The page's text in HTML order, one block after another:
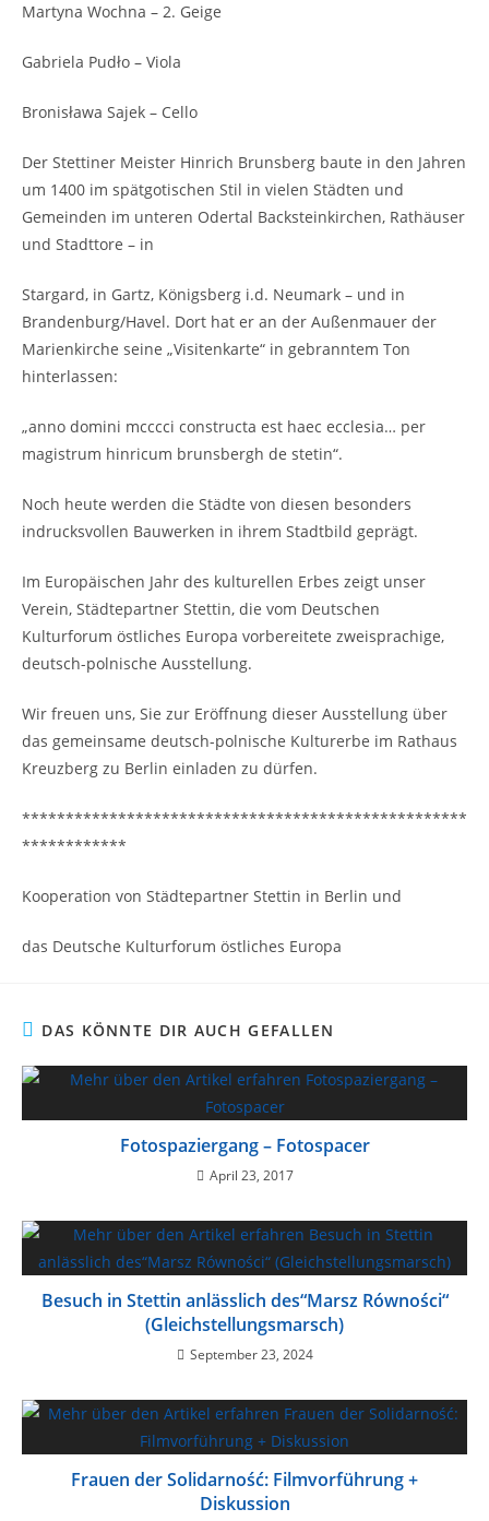
Martyna Wochna – 2. Geige
Gabriela Pudło – Viola
Bronisława Sajek – Cello
Der Stettiner Meister Hinrich Brunsberg baute in den Jahren
um 1400 im spätgotischen Stil in vielen Städten und
Gemeinden im unteren Odertal Backsteinkirchen, Rathäuser
und Stadttore – in
Stargard, in Gartz, Königsberg i.d. Neumark – und in
Brandenburg/Havel. Dort hat er an der Außenmauer der
Marienkirche seine „Visitenkarte“ in gebranntem Ton
hinterlassen:
„anno domini mcccci constructa est haec ecclesia… per
magistrum hinricum brunsbergh de stetin“.
Noch heute werden die Städte von diesen besonders
indrucksvollen Bauwerken in ihrem Stadtbild geprägt.
Im Europäischen Jahr des kulturellen Erbes zeigt unser
Verein, Städtepartner Stettin, die vom Deutschen
Kulturforum östliches Europa vorbereitete zweisprachige,
deutsch-polnische Ausstellung.
Wir freuen uns, Sie zur Eröffnung dieser Ausstellung über
das gemeinsame deutsch-polnische Kulturerbe im Rathaus
Kreuzberg zu Berlin einladen zu dürfen.
***************************************************
************
Kooperation von Städtepartner Stettin in Berlin und
das Deutsche Kulturforum östliches Europa
DAS KÖNNTE DIR AUCH GEFALLEN
Fotospaziergang – Fotospacer
April 23, 2017
Besuch in Stettin anlässlich des“Marsz Równości“
(Gleichstellungsmarsch)
September 23, 2024
Frauen der Solidarność: Filmvorführung +
Diskussion